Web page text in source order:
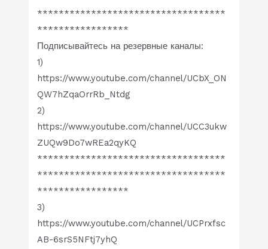
***********************************
*****************
Подписывайтесь на резервные каналы:
1)
https://www.youtube.com/channel/UCbX_ON
QW7hZqaOrrRb_Ntdg
2)
https://www.youtube.com/channel/UCC3ukw
ZUQw9Do7wREa2qyKQ
***********************************
***********************************
*****************
3)
https://www.youtube.com/channel/UCPrxfsc
AB-6srS5NFtj7yhQ